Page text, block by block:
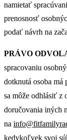
namietať
prenosnosť
podať návrh na
PRÁVO
spracovaniu
dotknutá osoba
sa môže odhlásiť z
doručovania iných
na
kedykoľvek svoj